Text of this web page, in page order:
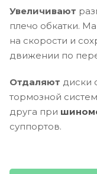
Увеличивают
плечо обкатки.
на скорости и
движении по
Отдаляют диски
тормозной
друга при
суппортов.